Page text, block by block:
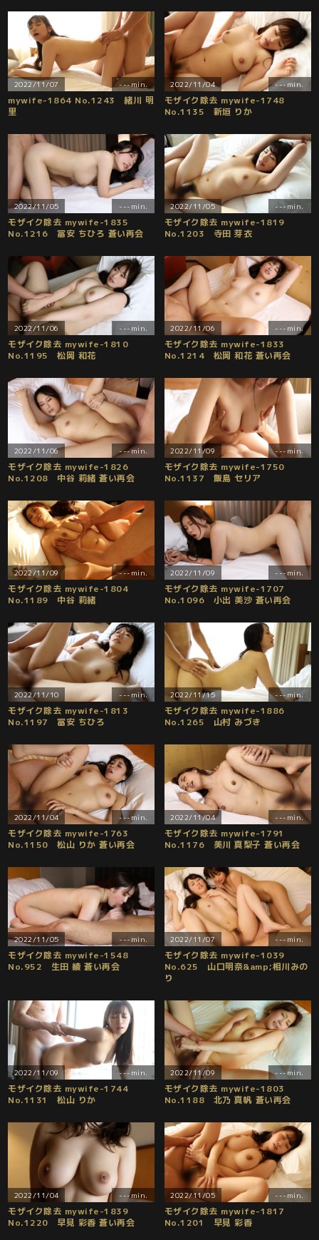
2022/11/07 ---min.
mywife-1864 No.1243 緒川 明
里
2022/11/04 ---min.
モザイク除去 mywife-1748
No.1135 新垣 りか
2022/11/05 ---min.
モザイク除去 mywife-1835
No.1216 冨安 ちひろ 蒼い再会
2022/11/05 ---min.
モザイク除去 mywife-1819
No.1203 寺田 芽衣
2022/11/06 ---min.
モザイク除去 mywife-1810
No.1195 松岡 和花
2022/11/06 ---min.
モザイク除去 mywife-1833
No.1214 松岡 和花 蒼い再会
2022/11/06 ---min.
モザイク除去 mywife-1826
No.1208 中谷 莉緒 蒼い再会
2022/11/09 ---min.
モザイク除去 mywife-1750
No.1137 飯島 セリア
2022/11/09 ---min.
モザイク除去 mywife-1804
No.1189 中谷 莉緒
2022/11/09 ---min.
モザイク除去 mywife-1707
No.1096 小出 美沙 蒼い再会
2022/11/10 ---min.
モザイク除去 mywife-1813
No.1197 冨安 ちひろ
2022/11/15 ---min.
モザイク除去 mywife-1886
No.1265 山村 みづき
2022/11/04 ---min.
モザイク除去 mywife-1763
No.1150 松山 りか 蒼い再会
2022/11/04 ---min.
モザイク除去 mywife-1791
No.1176 美川 真梨子 蒼い再会
2022/11/05 ---min.
モザイク除去 mywife-1548
No.952 生田 綾 蒼い再会
2022/11/07 ---min.
モザイク除去 mywife-1039
No.625 山口明奈&amp;相川みの
り
2022/11/09 ---min.
モザイク除去 mywife-1744
No.1131 松山 りか
2022/11/09 ---min.
モザイク除去 mywife-1803
No.1188 北乃 真帆 蒼い再会
2022/11/04 ---min.
モザイク除去 mywife-1839
No.1220 早見 彩香 蒼い再会
2022/11/05 ---min.
モザイク除去 mywife-1817
No.1201 早見 彩香